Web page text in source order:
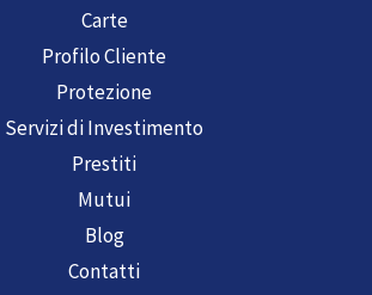
Carte
Profilo Cliente
Protezione
Servizi di Investimento
Prestiti
Mutui
Blog
Contatti